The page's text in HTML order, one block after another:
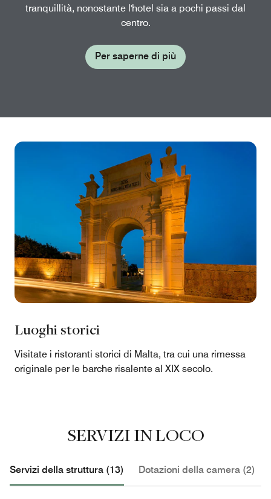
tranquillità, nonostante l'hotel sia a pochi passi dal
centro.
Per saperne di più
Luoghi storici
Visitate i ristoranti storici di Malta, tra cui una rimessa
originale per le barche risalente al XIX secolo.
SERVIZI IN LOCO
Servizi della struttura (13) Dotazioni della camera (2)